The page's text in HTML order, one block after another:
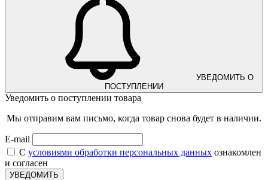
УВЕДОМИТЬ О
ПОСТУПЛЕНИИ
Уведомить о поступлении товара
Мы отправим вам письмо, когда товар снова будет в наличии.
E-mail
С условиями обработки персональных данных ознакомлен
и согласен
УВЕДОМИТЬ